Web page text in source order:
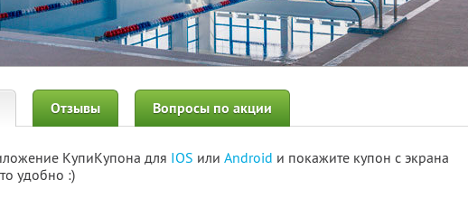
Отзывы Вопросы по акции
КупиКупона для IOS или Android и покажите купон с экрана
удобно :)